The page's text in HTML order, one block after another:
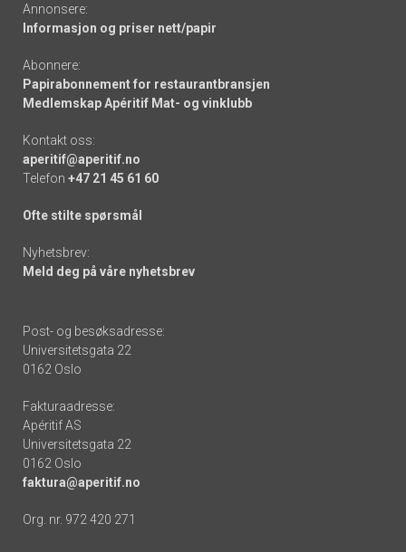
Annonsere:
Informasjon og priser nett/papir
Abonnere:
Papirabonnement for restaurantbransjen
Medlemskap Apéritif Mat- og vinklubb
Kontakt oss:
aperitif@aperitif.no
Telefon +47 21 45 61 60
Ofte stilte spørsmål
Nyhetsbrev:
Meld deg på våre nyhetsbrev
Post- og besøksadresse:
Universitetsgata 22
0162 Oslo
Fakturaadresse:
Apéritif AS
Universitetsgata 22
0162 Oslo
faktura@aperitif.no
Org. nr. 972 420 271